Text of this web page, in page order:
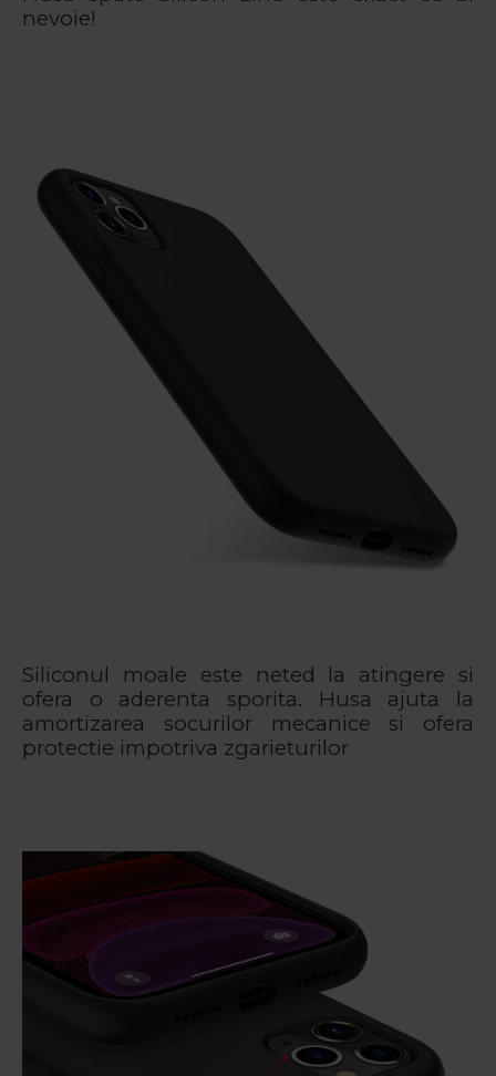
nevoie!
Siliconul moale este neted la atingere si
ofera o aderenta sporita. Husa ajuta la
amortizarea socurilor mecanice si ofera
protectie impotriva zgarieturilor